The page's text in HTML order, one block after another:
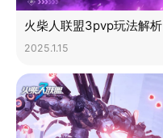
火柴人联盟3pvp玩法解析
2025.1.15